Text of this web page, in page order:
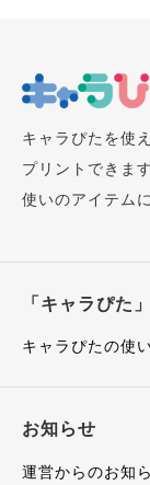
キャラぴたを使
プリントできま
使いのアイテム
「キャラぴた
キャラぴたの使
お知らせ
運営からのお知